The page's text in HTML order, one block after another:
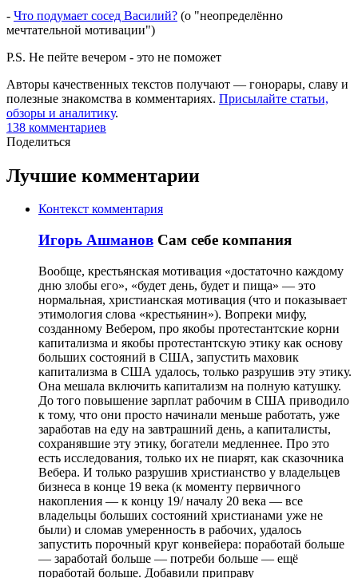
- Что подумает сосед Василий? (о "неопределённо
мечтательной мотивации")
P.S. Не пейте вечером - это не поможет
Авторы качественных текстов получают — гонорары, славу и
полезные знакомства в комментариях. Присылайте статьи,
обзоры и аналитику.
138 комментариев
Поделиться
Лучшие комментарии
Контекст комментария
Игорь Ашманов Сам себе компания
Вообще, крестьянская мотивация «достаточно каждому
дню злобы его», «будет день, будет и пища» — это
нормальная, христианская мотивация (что и показывает
этимология слова «крестьянин»). Вопреки мифу,
созданному Вебером, про якобы протестантские корни
капитализма и якобы протестантскую этику как основу
больших состояний в США, запустить маховик
капитализма в США удалось, только разрушив эту этику.
Она мешала включить капитализм на полную катушку.
До того повышение зарплат рабочим в США приводило
к тому, что они просто начинали меньше работать, уже
заработав на еду на завтрашний день, а капиталисты,
сохранявшие эту этику, богатели медленнее. Про это
есть исследования, только их не пиарят, как сказочника
Вебера. И только разрушив христианство у владельцев
бизнеса в конце 19 века (к моменту первичного
накопления — к концу 19/ началу 20 века — все
владельцы больших состояний христианами уже не
были) и сломав умеренность в рабочих, удалось
запустить порочный круг конвейера: поработай больше
— заработай больше — потреби больше — ещё
поработай больше. Добавили приправу